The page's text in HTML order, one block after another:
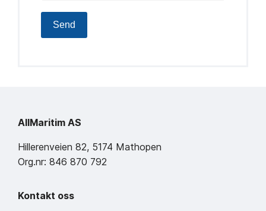
Send
AllMaritim AS
Hillerenveien 82, 5174 Mathopen
Org.nr: 846 870 792
Kontakt oss